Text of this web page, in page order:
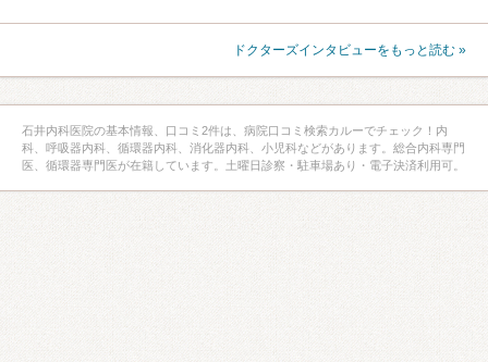
ドクターズインタビューをもっと読む »
石井内科医院の基本情報、口コミ2件は、病院口コミ検索カルーでチェック！内
科、呼吸器内科、循環器内科、消化器内科、小児科などがあります。総合内科専門
医、循環器専門医が在籍しています。土曜日診察・駐車場あり・電子決済利用可。